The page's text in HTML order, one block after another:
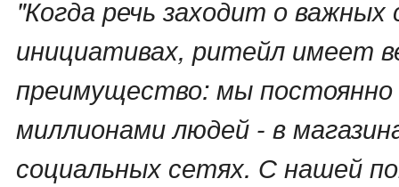
"Когда речь заходит о важных
инициативах, ритейл имеет
преимущество: мы
миллионами людей - в
социальных сетях. С нашей